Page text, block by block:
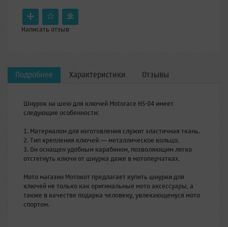
Написать отзыв
Подробнее Характеристики Отзывы
Шнурок на шею для ключей Motorace HS-04 имеет
следующие особенности:
1. Материалом для изготовления служит эластичная ткань.
2. Тип крепления ключей — металлическое кольцо.
3. Он оснащен удобным карабином, позволяющим легко
отстегнуть ключи от шнурка даже в мотоперчатках.
Мото магазин Мотокот предлагает купить шнурки для
ключей не только как оригинальные мото аксессуары, а
также в качестве подарка человеку, увлекающемуся мото
спортом.